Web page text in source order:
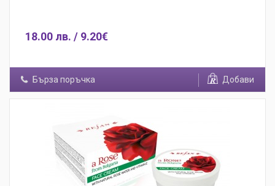
18.00 лв. / 9.20€
Бърза поръчка Добави